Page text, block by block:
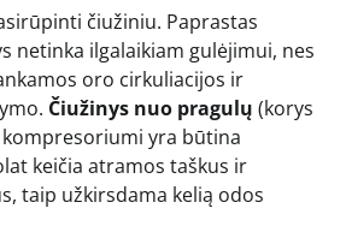
čiužiniu. Paprastas
netinka ilgalaikiam gulėjimui, nes
oro cirkuliacijos ir
Čiužinys nuo pragulų (korys
yra būtina
keičia atramos taškus ir
taip užkirsdama kelią odos